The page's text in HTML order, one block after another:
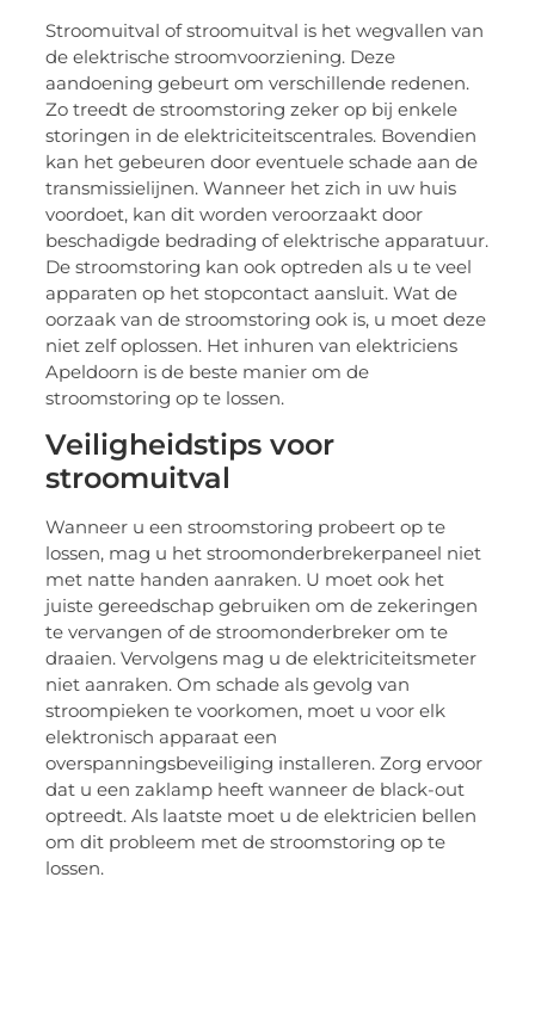
Stroomuitval of stroomuitval is het wegvallen van
de elektrische stroomvoorziening. Deze
aandoening gebeurt om verschillende redenen.
Zo treedt de stroomstoring zeker op bij enkele
storingen in de elektriciteitscentrales. Bovendien
kan het gebeuren door eventuele schade aan de
transmissielijnen. Wanneer het zich in uw huis
voordoet, kan dit worden veroorzaakt door
beschadigde bedrading of elektrische apparatuur.
De stroomstoring kan ook optreden als u te veel
apparaten op het stopcontact aansluit. Wat de
oorzaak van de stroomstoring ook is, u moet deze
niet zelf oplossen. Het inhuren van elektriciens
Apeldoorn is de beste manier om de
stroomstoring op te lossen.
Veiligheidstips voor
stroomuitval
Wanneer u een stroomstoring probeert op te
lossen, mag u het stroomonderbrekerpaneel niet
met natte handen aanraken. U moet ook het
juiste gereedschap gebruiken om de zekeringen
te vervangen of de stroomonderbreker om te
draaien. Vervolgens mag u de elektriciteitsmeter
niet aanraken. Om schade als gevolg van
stroompieken te voorkomen, moet u voor elk
elektronisch apparaat een
overspanningsbeveiliging installeren. Zorg ervoor
dat u een zaklamp heeft wanneer de black-out
optreedt. Als laatste moet u de elektricien bellen
om dit probleem met de stroomstoring op te
lossen.